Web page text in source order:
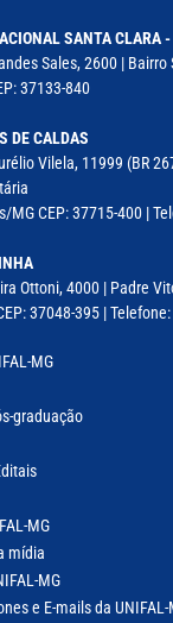
SANTA CLARA
Sales, 2600 | Bairro
37133-840
DE CALDAS
Vilela, 11999 (BR
MG CEP: 37715-400 |
Ottoni, 4000 | Padre
37048-395 |
MG
graduação
MG
mídia
MG
e E-mails da UNIFAL-